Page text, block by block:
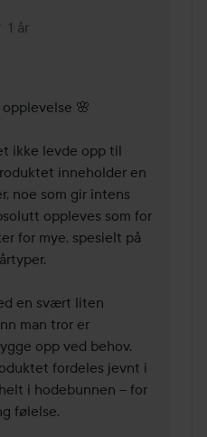
Tidligere ansatt.
1 år
Kommentaren lades 1 år
🌸
ikke levde opp til
inneholder en
noe som gir intens
oppleves som for
for mye, spesielt på
en svært liten
man tror er
opp ved behov.
fordeles jevnt i
i hodebunnen – for
følelse.